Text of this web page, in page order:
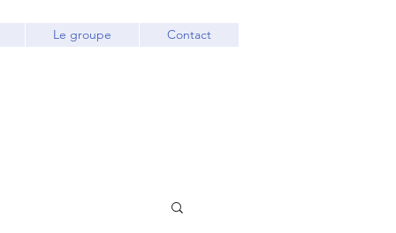
Le groupe Contact